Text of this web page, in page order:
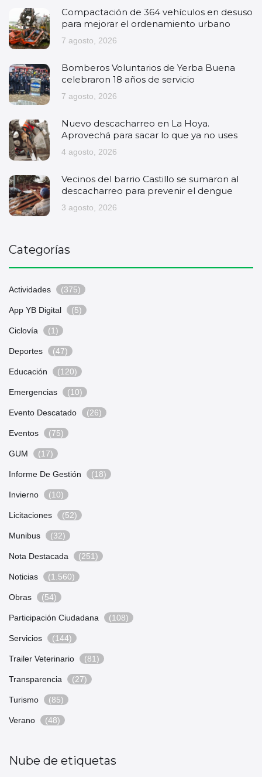
Compactación de 364 vehículos en desuso
para mejorar el ordenamiento urbano
7 agosto, 2026
Bomberos Voluntarios de Yerba Buena
celebraron 18 años de servicio
7 agosto, 2026
Nuevo descacharreo en La Hoya.
Aprovechá para sacar lo que ya no uses
4 agosto, 2026
Vecinos del barrio Castillo se sumaron al
descacharreo para prevenir el dengue
3 agosto, 2026
Categorías
Actividades (375)
App YB Digital (5)
Ciclovía (1)
Deportes (47)
Educación (120)
Emergencias (10)
Evento Descatado (26)
Eventos (75)
GUM (17)
Informe De Gestión (18)
Invierno (10)
Licitaciones (52)
Munibus (32)
Nota Destacada (251)
Noticias (1.560)
Obras (54)
Participación Ciudadana (108)
Servicios (144)
Trailer Veterinario (81)
Transparencia (27)
Turismo (85)
Verano (48)
Nube de etiquetas